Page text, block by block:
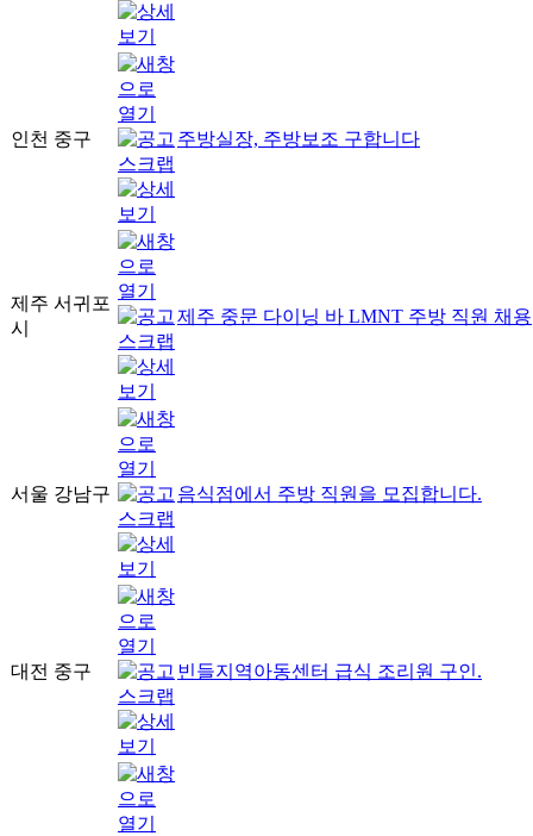
인천 중구 주방실장, 주방보조 구합니다
제주 서귀포
시
제주 중문 다이닝 바 LMNT 주방 직원 채용
서울 강남구 음식점에서 주방 직원을 모집합니다.
대전 중구 빈들지역아동센터 급식 조리원 구인.